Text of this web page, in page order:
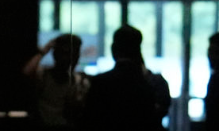
폭발로 부상
상황 논의